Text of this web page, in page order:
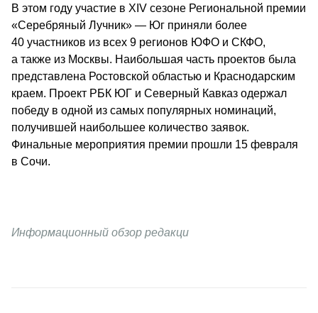
В этом году участие в XIV сезоне Региональной премии
«Серебряный Лучник» — Юг приняли более
40 участников из всех 9 регионов ЮФО и СКФО,
а также из Москвы. Наибольшая часть проектов была
представлена Ростовской областью и Краснодарским
краем. Проект РБК ЮГ и Северный Кавказ одержал
победу в одной из самых популярных номинаций,
получившей наибольшее количество заявок.
Финальные мероприятия премии прошли 15 февраля
в Сочи.
Информационный обзор редакци